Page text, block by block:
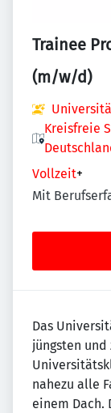
Trainee
(m/w/d)
Kreisfreie
Vollzeit+
Mit
Das
jüngsten
nahezu alle
einem Dach.